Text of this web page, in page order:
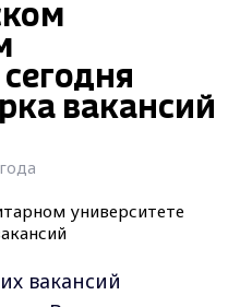
вакансий
вакансий